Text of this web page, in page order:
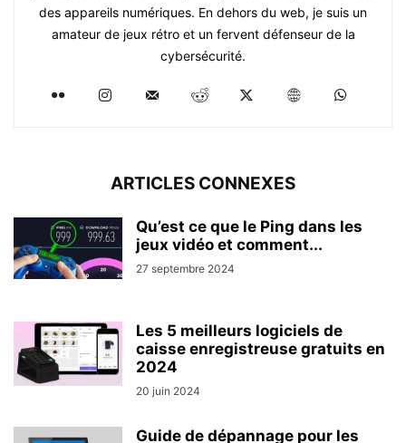
des appareils numériques. En dehors du web, je suis un
amateur de jeux rétro et un fervent défenseur de la
cybersécurité.
ARTICLES CONNEXES
Qu’est ce que le Ping dans les
jeux vidéo et comment...
27 septembre 2024
Les 5 meilleurs logiciels de
caisse enregistreuse gratuits en
2024
20 juin 2024
Guide de dépannage pour les